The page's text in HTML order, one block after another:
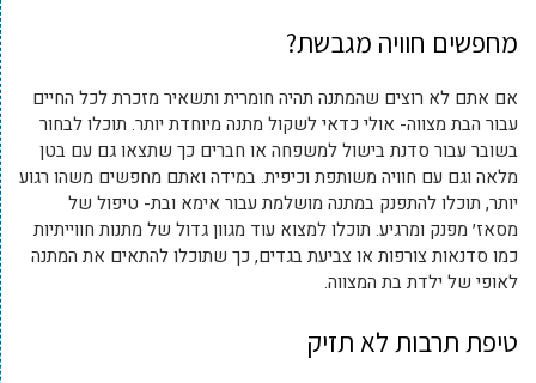
מחפשים חוויה מגבשת?
אם אתם לא רוצים שהמתנה תהיה חומרית ותשאיר מזכרת לכל החיים
עבור הבת מצווה- אולי כדאי לשקול מתנה מיוחדת יותר. תוכלו לבחור
בשובר עבור סדנת בישול למשפחה או חברים כך שתצאו גם עם בטן
מלאה וגם עם חוויה משותפת וכיפית. במידה ואתם מחפשים משהו רגוע
יותר, תוכלו להתפנק במתנה מושלמת עבור אימא ובת- טיפול של
מסאז׳ מפנק ומרגיע. תוכלו למצוא עוד מגוון גדול של מתנות חווייתיות
כמו סדנאות צורפות או צביעת בגדים, כך שתוכלו להתאים את המתנה
לאופי של ילדת בת המצווה.
טיפת תרבות לא תזיק